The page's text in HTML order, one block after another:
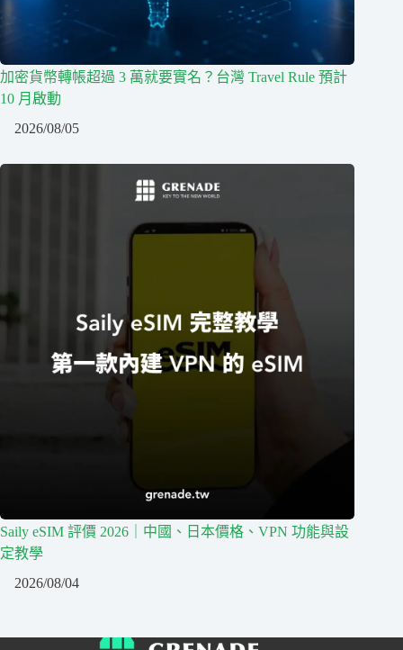
加密貨幣轉帳超過 3 萬就要實名？台灣 Travel Rule 預計
10 月啟動
2026/08/05
Saily eSIM 評價 2026｜中國、日本價格、VPN 功能與設
定教學
2026/08/04